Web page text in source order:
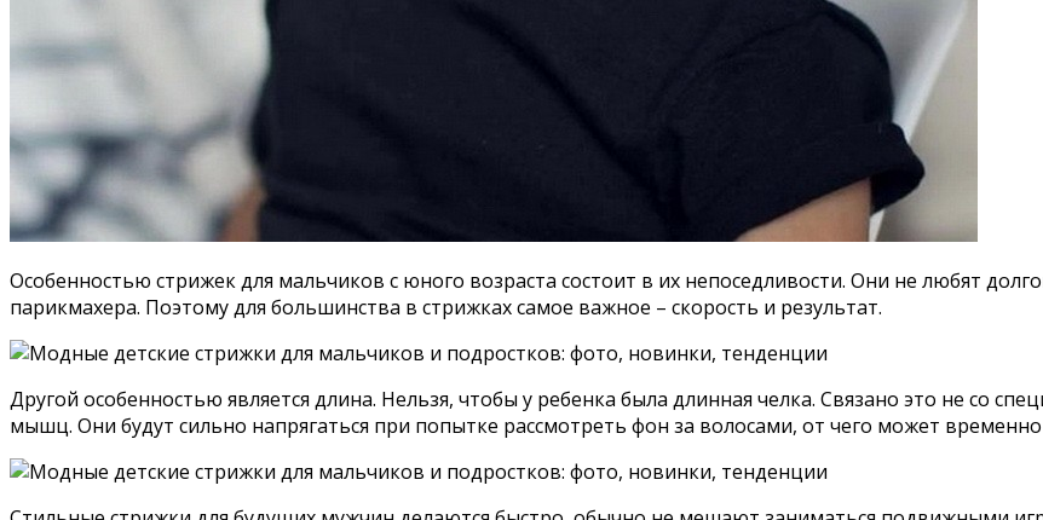
Особенностью стрижек для мальчиков с юного возраста состоит в их непоседливости. Они не любят
парикмахера. Поэтому для большинства в стрижках самое важное – скорость и результат.
Другой особенностью является длина. Нельзя, чтобы у ребенка была длинная челка. Связано это не со
мышц. Они будут сильно напрягаться при попытке рассмотреть фон за волосами, от чего может